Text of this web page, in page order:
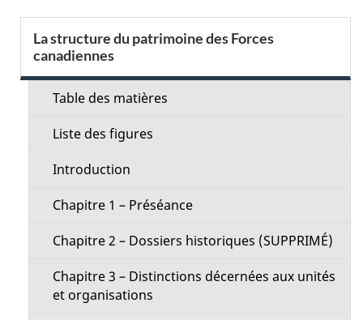
e
e
e
La structure du patrimoine des Forces
canadiennes
Table des matières
Liste des figures
Introduction
Chapitre 1 – Préséance
Chapitre 2 – Dossiers historiques (SUPPRIMÉ)
Chapitre 3 – Distinctions décernées aux unités
et organisations